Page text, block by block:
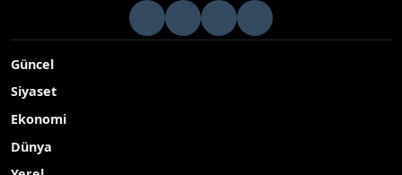
Güncel
Siyaset
Ekonomi
Dünya